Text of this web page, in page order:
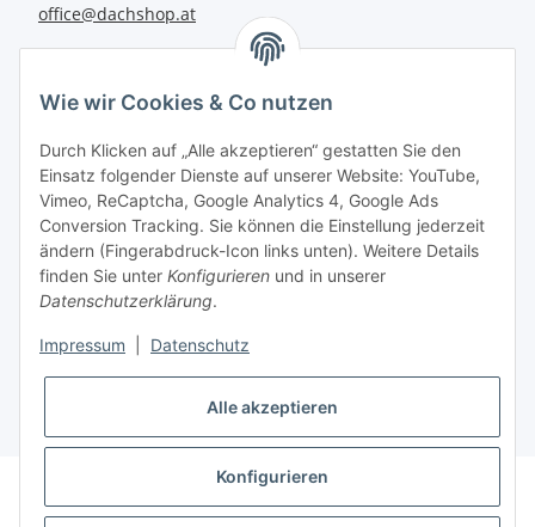
office@dachshop.at
Informationen
Sie haben Fragen zu
+43 732 67 37 27
* Alle Preise inkl. gesetzlicher USt., zzgl. Versand
Wie wir Cookies & Co nutzen
Durch Klicken auf „Alle akzeptieren“ gestatten Sie den
Einsatz folgender Dienste auf unserer Website: YouTube,
Vimeo, ReCaptcha, Google Analytics 4, Google Ads
Conversion Tracking. Sie können die Einstellung jederzeit
ändern (Fingerabdruck-Icon links unten). Weitere Details
finden Sie unter Konfigurieren und in unserer
Datenschutzerklärung.
Impressum Datenschutz
Alle akzeptieren
Konfigurieren